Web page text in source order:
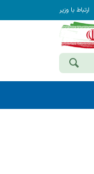
ارتباط با وزیر